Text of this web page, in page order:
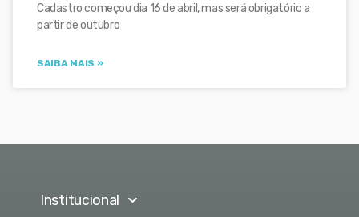
Cadastro começou dia 16 de abril, mas será obrigatório a
partir de outubro
SAIBA MAIS »
Institucional